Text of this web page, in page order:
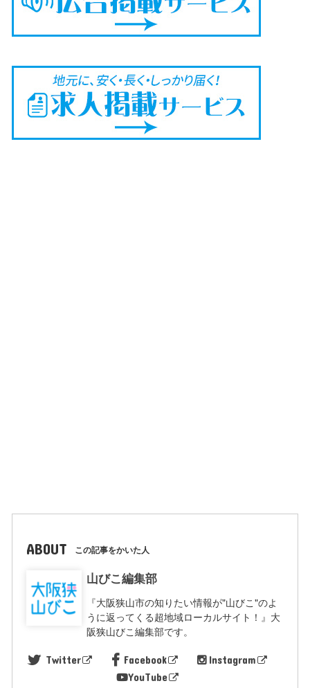
ABOUT この記事をかいた人
山びこ編集部
『大阪狭山市の知りたい情報が"山びこ"のよ
うに返ってくる超地域ローカルサイト！』大
阪狭山びこ編集部です。
Twitter Facebook
Instagram
YouTube